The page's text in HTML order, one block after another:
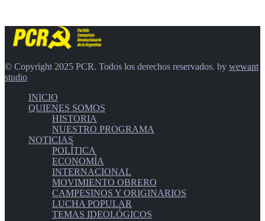
© Copyright 2025 PCR. Todos los derechos reservados. by wewant
studio
INICIO
QUIENES SOMOS
HISTORIA
NUESTRO PROGRAMA
NOTICIAS
POLÍTICA
ECONOMÍA
INTERNACIONAL
MOVIMIENTO OBRERO
CAMPESINOS Y ORIGINARIOS
LUCHA POPULAR
TEMAS IDEOLÓGICOS